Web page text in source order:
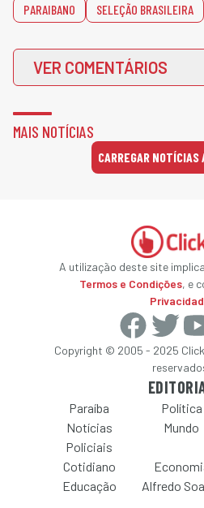
PARAIBANO
SELEÇÃO BRASILEIRA
VER COMENTÁRIOS
MAIS NOTÍCIAS
CARREGAR
A utilização deste site
Termos e Condições, e
Copyright © 2005 - 2025
Paraíba Política
Notícias
Policiais
Mundo
Cotidiano
Educação
Alfredo